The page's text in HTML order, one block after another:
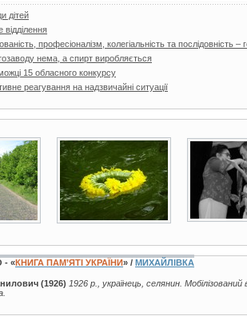
дітей
відділення
професіоналізм, колегіальність та послідовність –
нема, а спирт виробляється
15 обласного конкурсу
реагування на надзвичайні ситуації
26 фото 6 фото
- «КНИГА ПАМ’ЯТІ УКРАЇНИ» / МИХАЙЛІВКА
(1926) 1926 р., українець, селянин.